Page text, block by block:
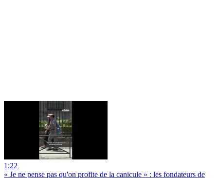
1:22
« Je ne pense pas qu'on profite de la canicule » : les fondateurs de